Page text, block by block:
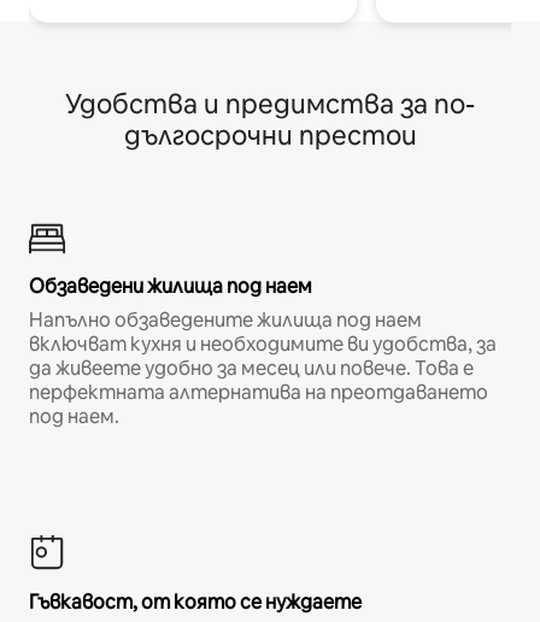
Удобства и предимства за по-
дългосрочни престои
Обзаведени жилища под наем
Напълно обзаведените жилища под наем
включват кухня и необходимите ви удобства, за
да живеете удобно за месец или повече. Това е
перфектната алтернатива на преотдаването
под наем.
Гъвкавост, от която се нуждаете